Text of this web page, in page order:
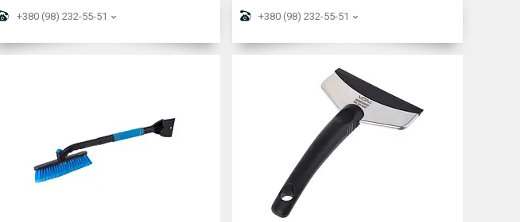
+380 (98) 232-55-51 +380 (98) 232-55-51